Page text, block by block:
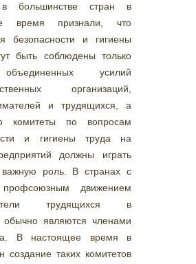
большинстве стран в
время признали, что
безопасности и гигиены
быть соблюдены только
усилий
организаций,
и трудящихся, а
комитеты по вопросам
и гигиены труда на
должны играть
важную роль. В странах с
движением
трудящихся в
обычно являются членами
В настоящее время в
создание таких комитетов